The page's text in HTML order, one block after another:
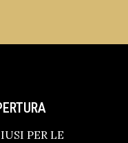
PER LE